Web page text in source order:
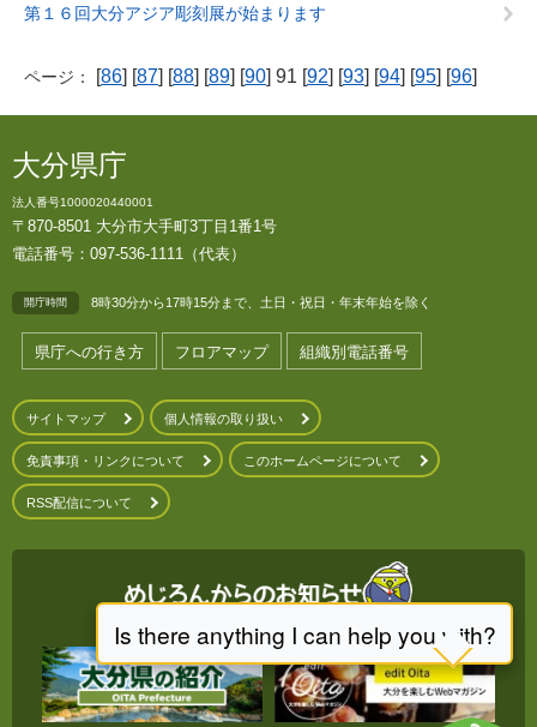
第１６回大分アジア彫刻展が始まります
ページ： [86] [87] [88] [89] [90] 91 [92] [93] [94] [95] [96]
大分県庁
法人番号1000020440001
〒870-8501 大分市大手町3丁目1番1号
電話番号：097-536-1111（代表）
開庁時間 8時30分から17時15分まで、土日・祝日・年末年始を除く
県庁への行き方 フロアマップ 組織別電話番号
サイトマップ 個人情報の取り扱い
免責事項・リンクについて このホームページについて
RSS配信について